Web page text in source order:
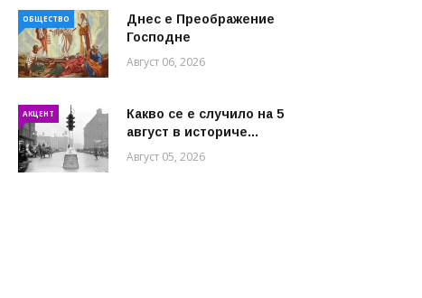
ОБЩЕСТВО
Днес е Преображение
Господне
Август 06, 2026
АКЦЕНТ
Какво се е случило на 5
август в историче...
Август 05, 2026